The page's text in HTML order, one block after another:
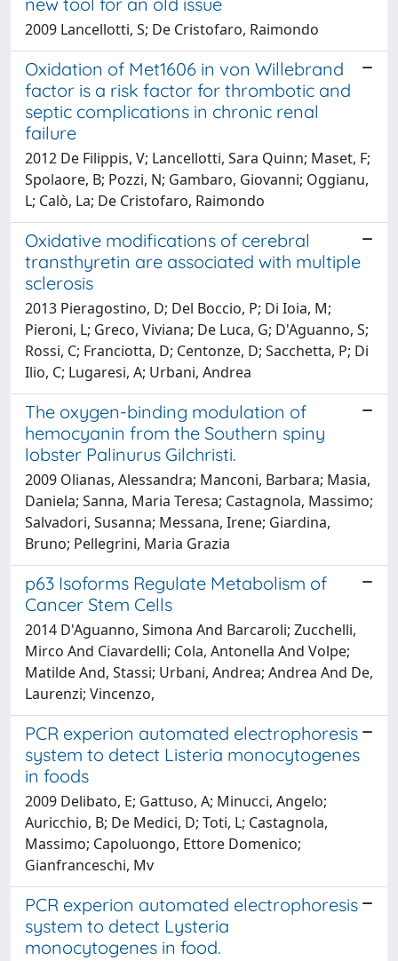
2009 Lancellotti, S; De Cristofaro, Raimondo
Oxidation of Met1606 in von Willebrand
factor is a risk factor for thrombotic and
septic complications in chronic renal
failure
2012 De Filippis, V; Lancellotti, Sara Quinn; Maset, F;
Spolaore, B; Pozzi, N; Gambaro, Giovanni; Oggianu,
L; Calò, La; De Cristofaro, Raimondo
Oxidative modifications of cerebral
transthyretin are associated with multiple
sclerosis
2013 Pieragostino, D; Del Boccio, P; Di Ioia, M;
Pieroni, L; Greco, Viviana; De Luca, G; D'Aguanno, S;
Rossi, C; Franciotta, D; Centonze, D; Sacchetta, P; Di
Ilio, C; Lugaresi, A; Urbani, Andrea
The oxygen-binding modulation of
hemocyanin from the Southern spiny
lobster Palinurus Gilchristi.
2009 Olianas, Alessandra; Manconi, Barbara; Masia,
Daniela; Sanna, Maria Teresa; Castagnola, Massimo;
Salvadori, Susanna; Messana, Irene; Giardina,
Bruno; Pellegrini, Maria Grazia
p63 Isoforms Regulate Metabolism of
Cancer Stem Cells
2014 D'Aguanno, Simona And Barcaroli; Zucchelli,
Mirco And Ciavardelli; Cola, Antonella And Volpe;
Matilde And, Stassi; Urbani, Andrea; Andrea And De,
Laurenzi; Vincenzo,
PCR experion automated electrophoresis
system to detect Listeria monocytogenes
in foods
2009 Delibato, E; Gattuso, A; Minucci, Angelo;
Auricchio, B; De Medici, D; Toti, L; Castagnola,
Massimo; Capoluongo, Ettore Domenico;
Gianfranceschi, Mv
PCR experion automated electrophoresis
system to detect Lysteria
monocytogenes in food.